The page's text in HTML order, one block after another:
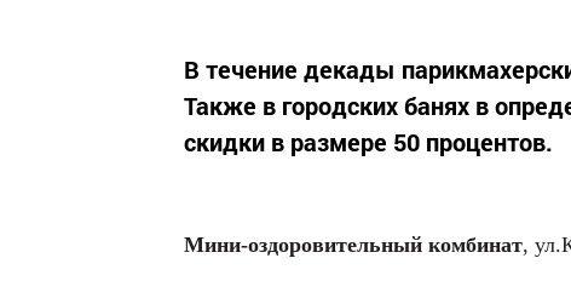
В течение декады
Также в городских банях в
скидки в размере 50 процентов.
Мини-оздоровительный комбинат,